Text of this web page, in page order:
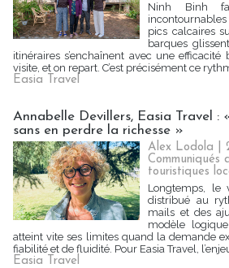
Ninh Binh
pics calcaires
barques
itinéraires s’enchaînent avec une
visite, et on repart. C’est précisément ce
Easia Travel
Annabelle Devillers, Easia Travel :
sans en perdre la richesse »
Alex Lodola |
Communiqués
touristiques
Longtemps, le
distribué au
mails et des
modèle
atteint vite ses limites quand la demande
fiabilité et de fluidité. Pour Easia Travel,
Easia Travel